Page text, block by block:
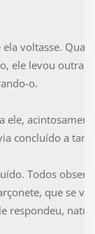
voltasse.
ele levou outra
o.
ele,
concluído a
Todos
que se
respondeu,